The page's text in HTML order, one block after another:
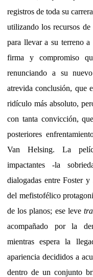
registros de toda su
utilizando los recursos
para llevar a su terreno a
firma y compromiso
renunciando a su
atrevida conclusión, que
ridículo más absoluto,
con tanta convicción,
posteriores
Van Helsing. La
impactantes -la
dialogadas entre Foster
del mefistofélico
de los planos; ese leve
acompañado por la
mientras espera la
apariencia decididos a
dentro de un conjunto